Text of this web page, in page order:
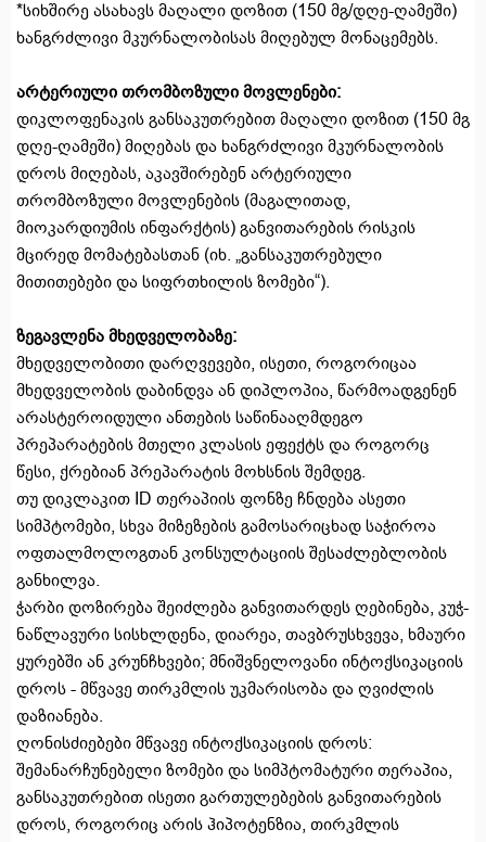
*სიხშირე ასახავს მაღალი დოზით (150 მგ/დღე-ღამეში)
ხანგრძლივი მკურნალობისას მიღებულ მონაცემებს.
არტერიული თრომბოზული მოვლენები:
დიკლოფენაკის განსაკუთრებით მაღალი დოზით (150 მგ
დღე-ღამეში) მიღებას და ხანგრძლივი მკურნალობის
დროს მიღებას, აკავშირებენ არტერიული
თრომბოზული მოვლენების (მაგალითად,
მიოკარდიუმის ინფარქტის) განვითარების რისკის
მცირედ მომატებასთან (იხ. „განსაკუთრებული
მითითებები და სიფრთხილის ზომები“).
ზეგავლენა მხედველობაზე:
მხედველობითი დარღვევები, ისეთი, როგორიცაა
მხედველობის დაბინდვა ან დიპლოპია, წარმოადგენენ
არასტეროიდული ანთების საწინააღმდეგო
პრეპარატების მთელი კლასის ეფექტს და როგორც
წესი, ქრებიან პრეპარატის მოხსნის შემდეგ.
თუ დიკლაკით ID თერაპიის ფონზე ჩნდება ასეთი
სიმპტომები, სხვა მიზეზების გამოსარიცხად საჭიროა
ოფთალმოლოგთან კონსულტაციის შესაძლებლობის
განხილვა.
ჭარბი დოზირება შეიძლება განვითარდეს ღებინება, კუჭ-
ნაწლავური სისხლდენა, დიარეა, თავბრუსხვევა, ხმაური
ყურებში ან კრუნჩხვები; მნიშვნელოვანი ინტოქსიკაციის
დროს - მწვავე თირკმლის უკმარისობა და ღვიძლის
დაზიანება.
ღონისძიებები მწვავე ინტოქსიკაციის დროს:
შემანარჩუნებელი ზომები და სიმპტომატური თერაპია,
განსაკუთრებით ისეთი გართულებების განვითარების
დროს, როგორიც არის ჰიპოტენზია, თირკმლის